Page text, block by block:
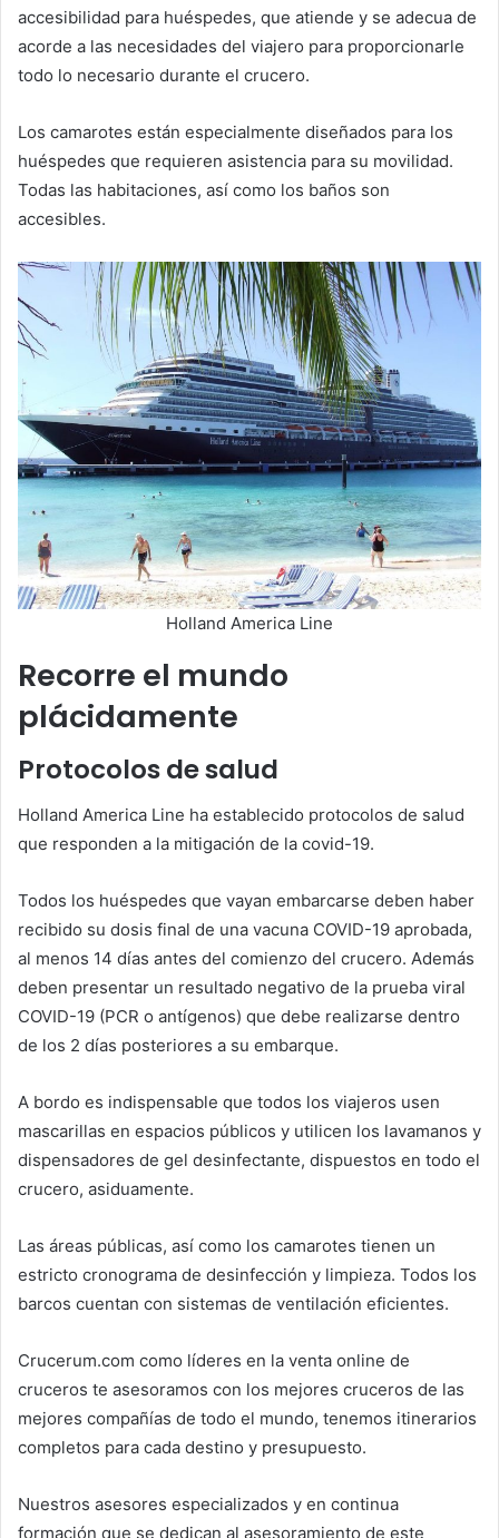
accesibilidad para huéspedes, que atiende y se adecua de
acorde a las necesidades del viajero para proporcionarle
todo lo necesario durante el crucero.
Los camarotes están especialmente diseñados para los
huéspedes que requieren asistencia para su movilidad.
Todas las habitaciones, así como los baños son
accesibles.
Holland America Line
Recorre el mundo
plácidamente
Protocolos de salud
Holland America Line ha establecido protocolos de salud
que responden a la mitigación de la covid-19.
Todos los huéspedes que vayan embarcarse deben haber
recibido su dosis final de una vacuna COVID-19 aprobada,
al menos 14 días antes del comienzo del crucero. Además
deben presentar un resultado negativo de la prueba viral
COVID-19 (PCR o antígenos) que debe realizarse dentro
de los 2 días posteriores a su embarque.
A bordo es indispensable que todos los viajeros usen
mascarillas en espacios públicos y utilicen los lavamanos y
dispensadores de gel desinfectante, dispuestos en todo el
crucero, asiduamente.
Las áreas públicas, así como los camarotes tienen un
estricto cronograma de desinfección y limpieza. Todos los
barcos cuentan con sistemas de ventilación eficientes.
Crucerum.com como líderes en la venta online de
cruceros te asesoramos con los mejores cruceros de las
mejores compañías de todo el mundo, tenemos itinerarios
completos para cada destino y presupuesto.
Nuestros asesores especializados y en continua
formación que se dedican al asesoramiento de este